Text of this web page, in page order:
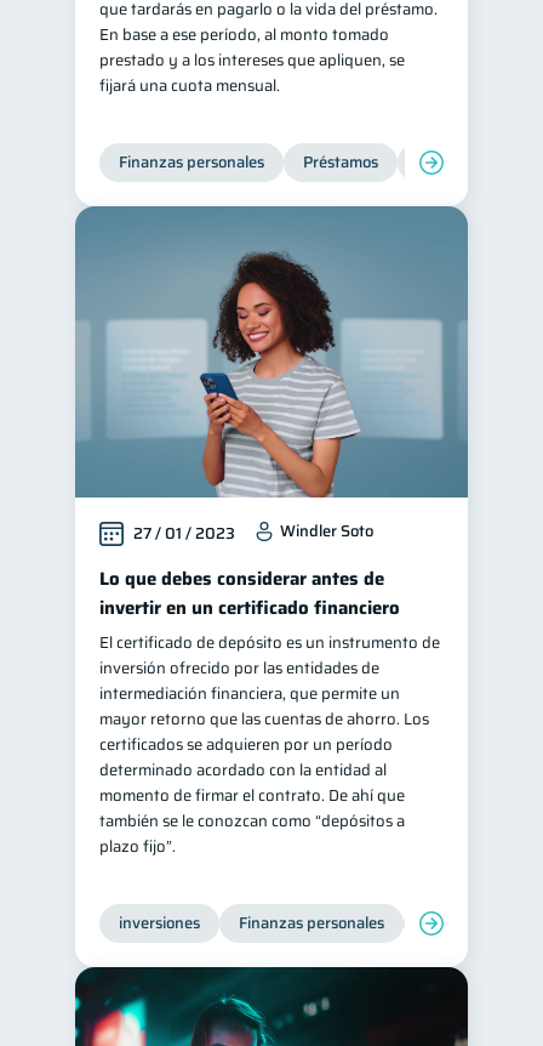
que tardarás en pagarlo o la vida del préstamo.
En base a ese período, al monto tomado
prestado y a los intereses que apliquen, se
fijará una cuota mensual.
Finanzas personales Préstamos Productos
27 / 01 / 2023 Windler Soto
Lo que debes considerar antes de
invertir en un certificado financiero
El certificado de depósito es un instrumento de
inversión ofrecido por las entidades de
intermediación financiera, que permite un
mayor retorno que las cuentas de ahorro. Los
certificados se adquieren por un período
determinado acordado con la entidad al
momento de firmar el contrato. De ahí que
también se le conozcan como “depósitos a
plazo fijo”.
inversiones Finanzas personales Educación